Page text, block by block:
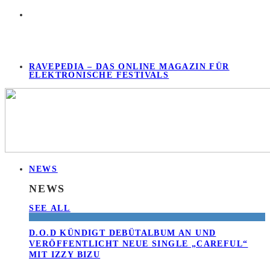
RAVEPEDIA – DAS ONLINE MAGAZIN FÜR
ELEKTRONISCHE FESTIVALS
NEWS
NEWS
SEE ALL
D.O.D KÜNDIGT DEBÜTALBUM AN UND
VERÖFFENTLICHT NEUE SINGLE „CAREFUL“
MIT IZZY BIZU